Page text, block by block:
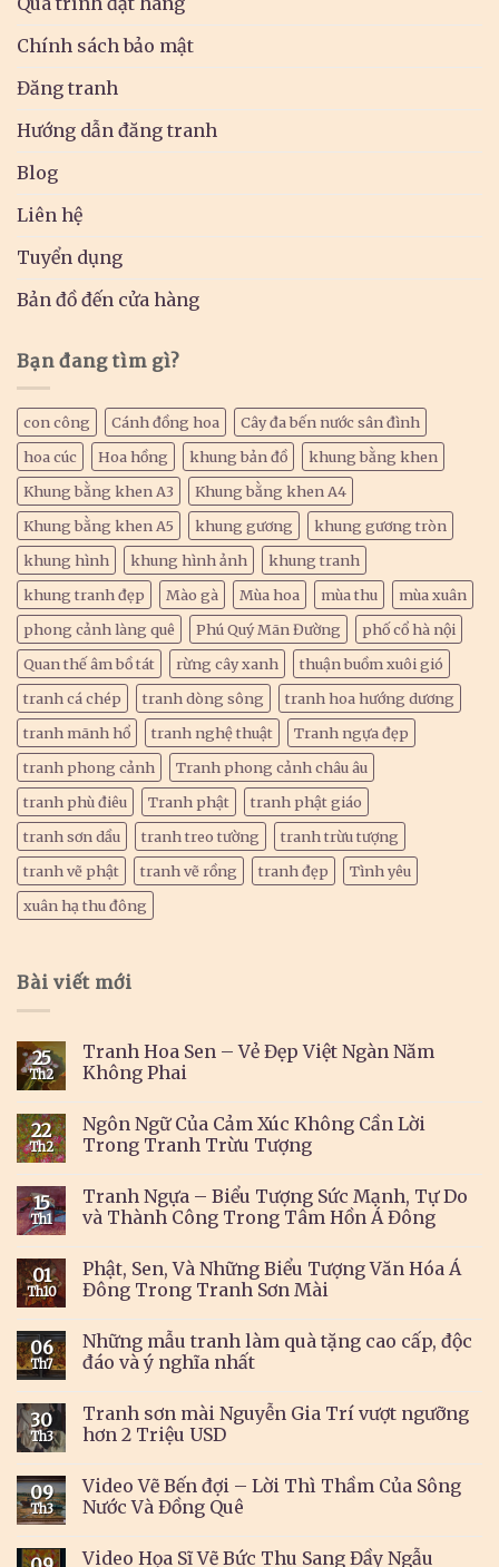
Chính sách bảo mật
Đăng tranh
Hướng dẫn đăng tranh
Blog
Liên hệ
Tuyển dụng
Bản đồ đến cửa hàng
Bạn đang tìm gì?
con công Cánh đồng hoa
Cây đa bến nước sân đình
hoa cúc
Hoa hồng khung bản đồ
khung bằng khen
Khung bằng khen A3
Khung bằng khen A4
Khung bằng khen A5
khung gương
khung gương tròn
khung hình
khung hình ảnh
khung tranh
khung tranh đẹp
Mào gà Mùa hoa mùa thu
mùa xuân
phong cảnh làng quê
Phú Quý Mãn Đường
phố cổ hà nội
Quan thế âm bồ tát
rừng cây xanh
thuận buồm xuôi gió
tranh cá chép
tranh dòng sông
tranh hoa hướng dương
tranh mãnh hổ
tranh nghệ thuật
Tranh ngựa đẹp
tranh phong cảnh
Tranh phong cảnh châu âu
tranh phù điêu
Tranh phật
tranh phật giáo
tranh sơn dầu
tranh treo tường
tranh trừu tượng
tranh vẽ phật
tranh vẽ rồng tranh đẹp
Tình yêu
xuân hạ thu đông
Bài viết mới
25
Th2
Tranh Hoa Sen – Vẻ Đẹp Việt Ngàn Năm
Không Phai
22
Th2
Ngôn Ngữ Của Cảm Xúc Không Cần Lời
Trong Tranh Trừu Tượng
15
Th1
Tranh Ngựa – Biểu Tượng Sức Mạnh, Tự Do
và Thành Công Trong Tâm Hồn Á Đông
01
Th10
Phật, Sen, Và Những Biểu Tượng Văn Hóa Á
Đông Trong Tranh Sơn Mài
06
Th7
Những mẫu tranh làm quà tặng cao cấp, độc
đáo và ý nghĩa nhất
30
Th3
Tranh sơn mài Nguyễn Gia Trí vượt ngưỡng
hơn 2 Triệu USD
09
Th3
Video Vẽ Bến đợi – Lời Thì Thầm Của Sông
Nước Và Đồng Quê
Video Họa Sĩ Vẽ Bức Thu Sang Đầy Ngẫu